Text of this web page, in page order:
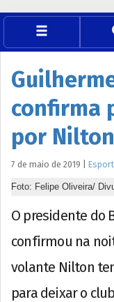
confirma
por Nilton
7 de maio de 2019
Foto: Felipe Oliveira/
O presidente do
confirmou na
volante Nilton
para deixar o